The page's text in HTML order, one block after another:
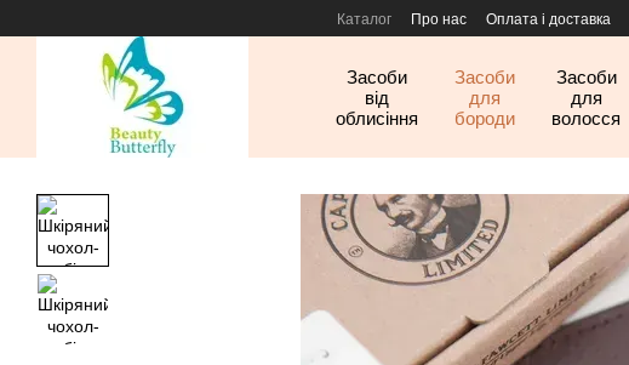
Каталог Про нас Оплата і доставка
Засоби
від
облисіння
Засоби
для
бороди
Засоби
для
волосся